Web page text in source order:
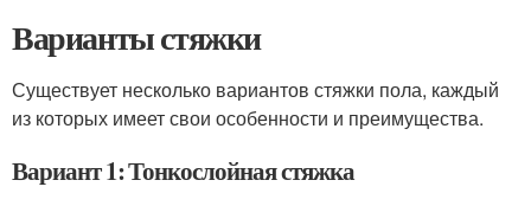
Варианты стяжки
Существует несколько вариантов стяжки пола, каждый
из которых имеет свои особенности и преимущества.
Вариант 1: Тонкослойная стяжка